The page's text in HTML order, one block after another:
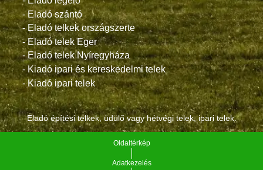
- Eladó szántó
- Eladó telkek országszerte
- Eladó telek Eger
- Eladó telek Nyíregyháza
- Kiadó ipari és kereskedelmi telek
- Kiadó ipari telek
Eladó építési telkek, üdülő vagy hétvégi telek, ipari telek.
Oldaltérkép
Adatkezelés